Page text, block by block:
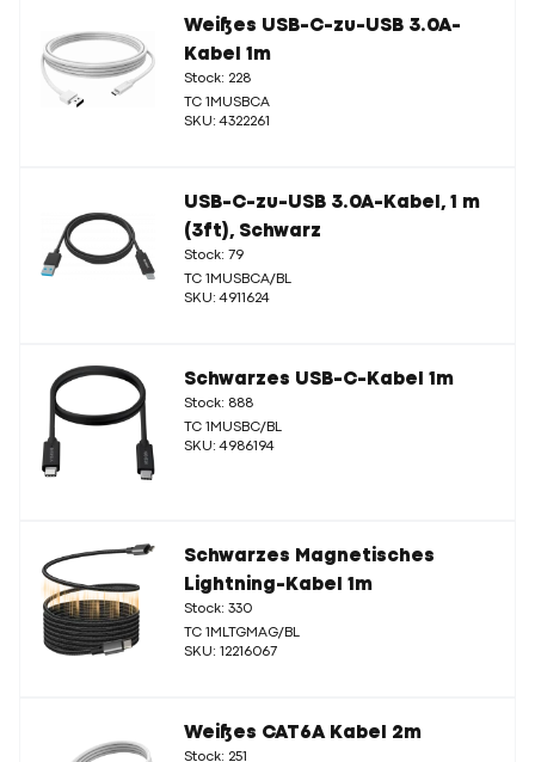
Weißes USB-C-zu-USB 3.0A-
Kabel 1m
Stock: 228
TC 1MUSBCA
SKU: 4322261
USB-C-zu-USB 3.0A-Kabel, 1 m
(3ft), Schwarz
Stock: 79
TC 1MUSBCA/BL
SKU: 4911624
Schwarzes USB-C-Kabel 1m
Stock: 888
TC 1MUSBC/BL
SKU: 4986194
Schwarzes Magnetisches
Lightning-Kabel 1m
Stock: 330
TC 1MLTGMAG/BL
SKU: 12216067
Weißes CAT6A Kabel 2m
Stock: 251